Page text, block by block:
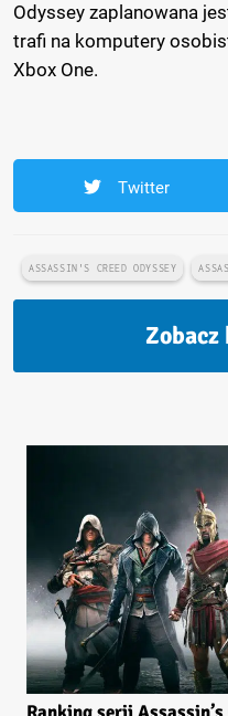
Odyssey zaplanowana
trafi na komputery
Xbox One.
Twitter
ASSASSIN'S CREED ODYSSEY